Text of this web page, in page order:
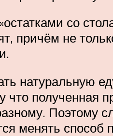
со
причём не
натуральную
что полученная
Поэтому
менять способ